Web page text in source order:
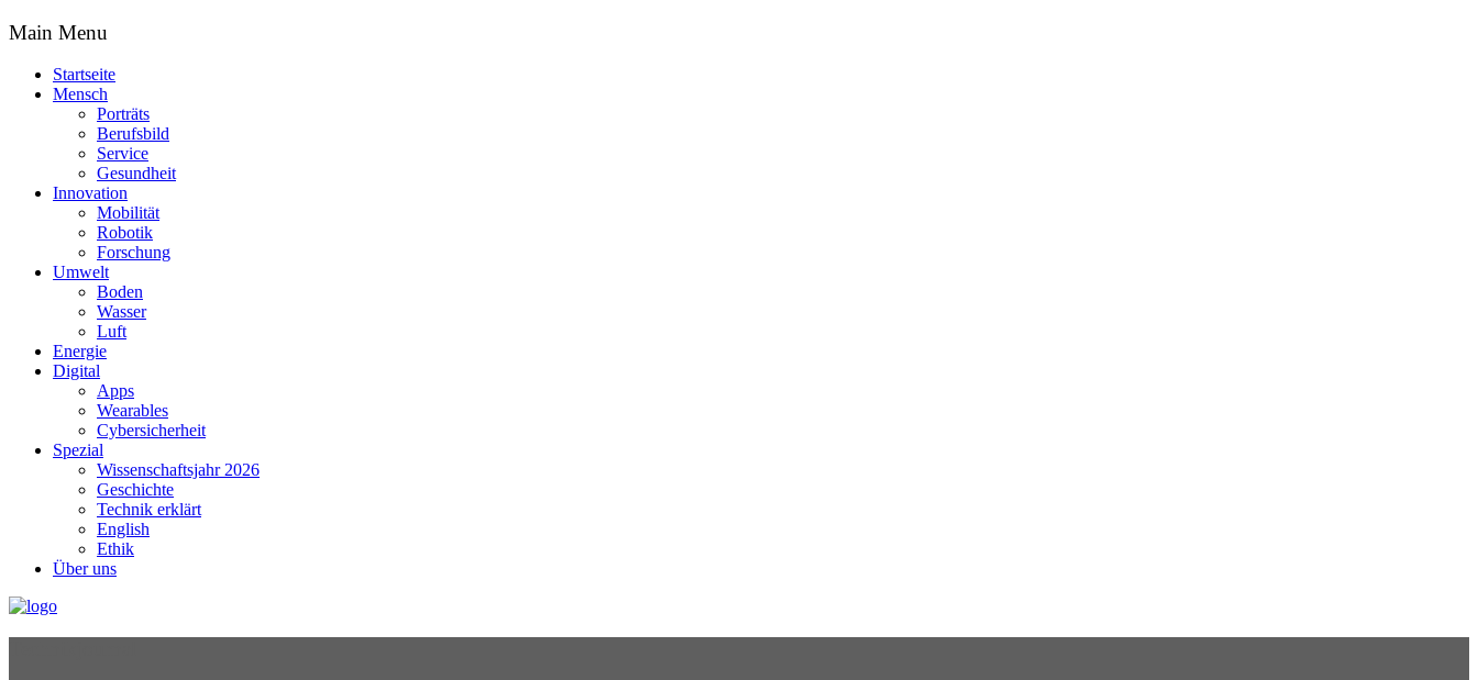
Main Menu
Startseite
Mensch
Porträts
Berufsbild
Service
Gesundheit
Innovation
Mobilität
Robotik
Forschung
Umwelt
Boden
Wasser
Luft
Energie
Digital
Apps
Wearables
Cybersicherheit
Spezial
Wissenschaftsjahr 2026
Geschichte
Technik erklärt
English
Ethik
Über uns